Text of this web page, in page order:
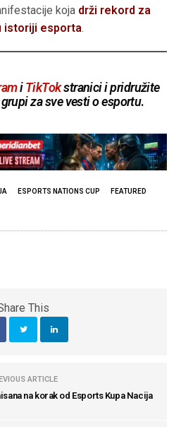
koja drži rekord za
istoriji esporta.
iTikTokstranici i pridružite
za sve vesti o esportu.
ESPORTS NATIONS CUP FEATURED
This
ARTICLE
na korak od Esports Kupa Nacija